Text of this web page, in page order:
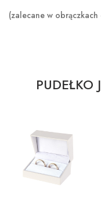
(zalecane w
PUDEŁKO